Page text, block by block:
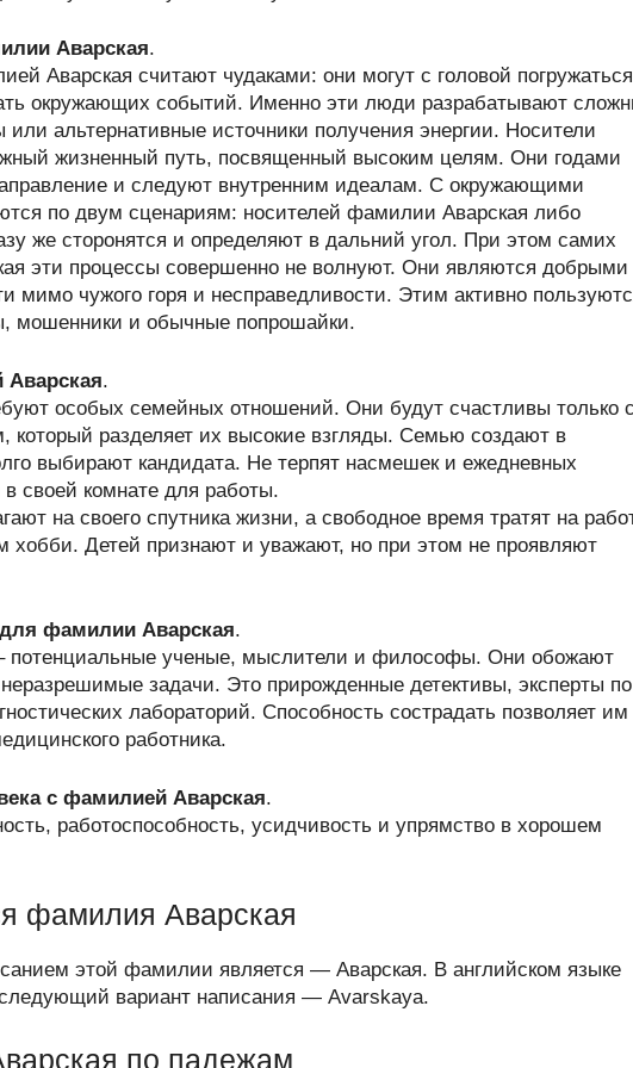
Аварская.
Аварская считают чудаками: они могут с головой
окружающих событий. Именно эти люди разрабатывают
альтернативные источники получения энергии. Носители
жизненный путь, посвященный высоким целям. Они годами
и следуют внутренним идеалам. С окружающими
по двум сценариям: носителей фамилии Аварская либо
же сторонятся и определяют в дальний угол. При этом самих
эти процессы совершенно не волнуют. Они являются добрыми
мимо чужого горя и несправедливости. Этим активно
мошенники и обычные попрошайки.
.
особых семейных отношений. Они будут счастливы только
который разделяет их высокие взгляды. Семью создают в
выбирают кандидата. Не терпят насмешек и ежедневных
своей комнате для работы.
на своего спутника жизни, а свободное время тратят на
хобби. Детей признают и уважают, но при этом не проявляют
фамилии Аварская.
потенциальные ученые, мыслители и философы. Они обожают
задачи. Это прирожденные детективы, эксперты по
лабораторий. Способность сострадать позволяет им
работника.
с фамилией Аварская.
работоспособность, усидчивость и упрямство в хорошем
фамилия Аварская
этой фамилии является — Аварская. В английском языке
вариант написания — Avarskaya.
по падежам